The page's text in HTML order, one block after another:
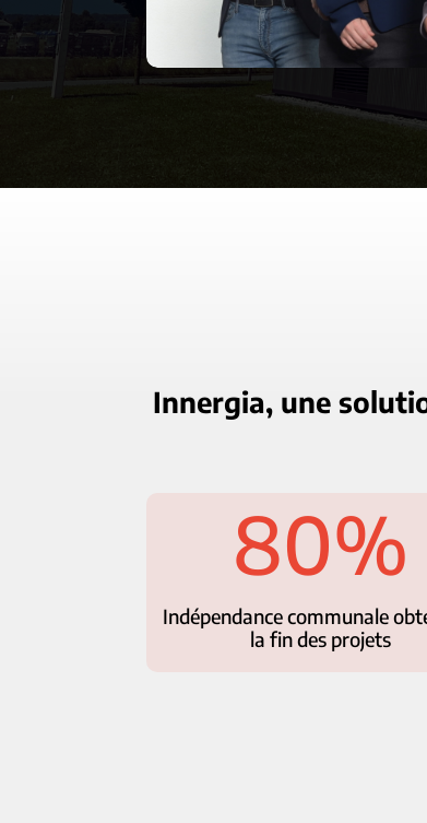
Innergia, une
80%
Indépendance communale
la fin des projets